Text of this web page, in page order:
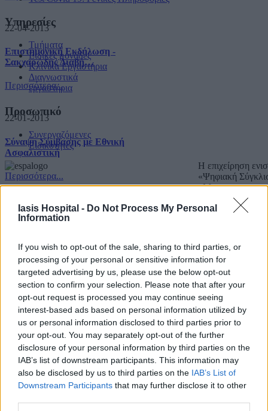
Iasis Hospital - Do Not Process My Personal
Information
If you wish to opt-out of the sale, sharing to third parties, or
processing of your personal or sensitive information for
targeted advertising by us, please use the below opt-out
section to confirm your selection. Please note that after your
opt-out request is processed you may continue seeing
interest-based ads based on personal information utilized by
us or personal information disclosed to third parties prior to
your opt-out. You may separately opt-out of the further
disclosure of your personal information by third parties on the
IAB’s list of downstream participants. This information may
also be disclosed by us to third parties on the IAB’s List of
Downstream Participants that may further disclose it to other
22-04-2013
Επιστημονική Εκδήλωση -
Σακχαρώδης Διαβή…
Περισσότερα...
22-01-2013
Σύναψη Σύμβασης με Εθνική
Ασφαλιστική
Περισσότερα...
Υπηρεσίες
Τμήματα
Ειδικές μονάδες
Κλινικά Εργαστήρια
Διαγνωστικά
εργαστήρια
Προσωπικό
Συνεργαζόμενες
Ειδικότητες
Η επιχείρηση
«Ψηφιακή
«Με τη
Copyright IASIS. Powered byIMMKO.